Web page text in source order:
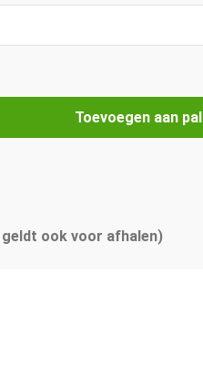
Toevoegen aan
ook voor afhalen)